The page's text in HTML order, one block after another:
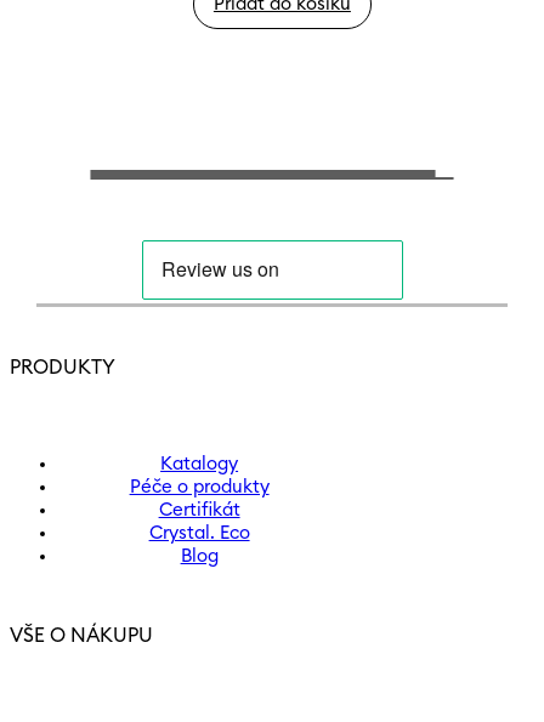
Přidat do košíku
PRODUKTY
Katalogy
Péče o produkty
Certifikát
Crystal. Eco
Blog
VŠE O NÁKUPU